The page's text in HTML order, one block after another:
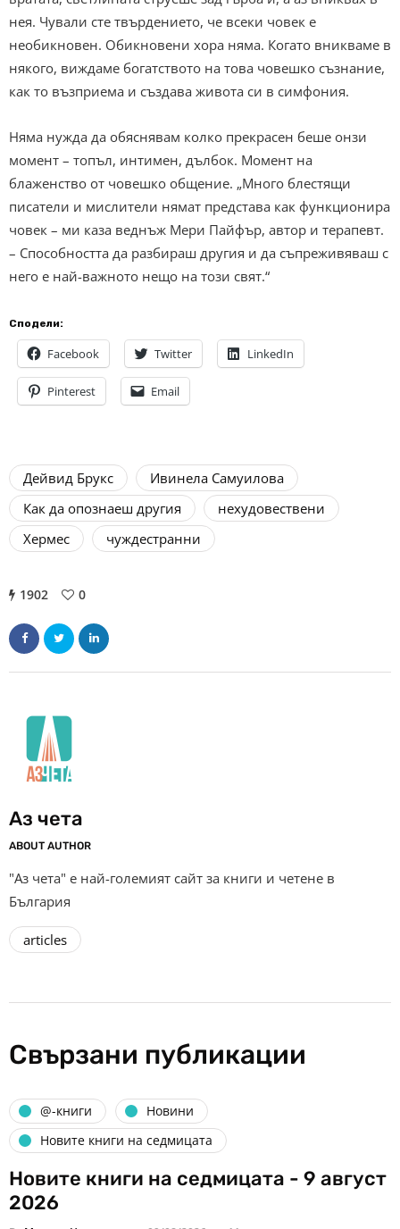
нея. Чували сте твърдението, че всеки човек е
необикновен. Обикновени хора няма. Когато вникваме в
някого, виждаме богатството на това човешко съзнание,
как то възприема и създава живота си в симфония.
Няма нужда да обяснявам колко прекрасен беше онзи
момент – топъл, интимен, дълбок. Момент на
блаженство от човешко общение. „Много блестящи
писатели и мислители нямат представа как функционира
човек – ми каза веднъж Мери Пайфър, автор и терапевт.
– Способността да разбираш другия и да съпреживяваш с
него е най-важното нещо на този свят.“
Сподели:
Facebook Twitter LinkedIn
Pinterest Email
Дейвид Брукс
Ивинела Самуилова
Как да опознаеш другия
нехудовествени
Хермес
чуждестранни
1902 0
Аз чета
ABOUT AUTHOR
"Аз чета" е най-големият сайт за книги и четене в
България
articles
Свързани публикации
@-книги
Новини
Новите книги на седмицата
Новите книги на седмицата - 9 август
2026